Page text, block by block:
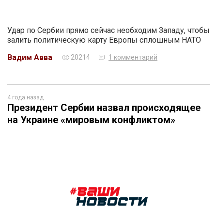
Удар по Сербии прямо сейчас необходим Западу, чтобы
залить политическую карту Европы сплошным НАТО
Вадим Авва
20214 1 комментарий
4 года назад
Президент Сербии назвал происходящее
на Украине «мировым конфликтом»